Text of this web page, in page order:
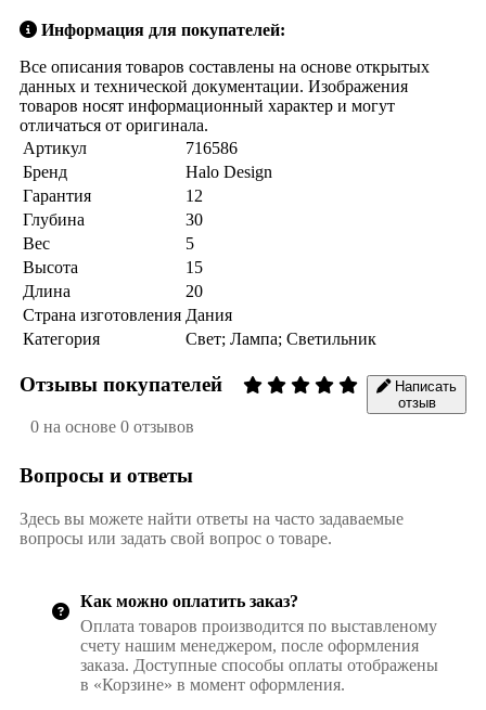
Информация для покупателей:
Все описания товаров составлены на основе открытых
данных и технической документации. Изображения
товаров носят информационный характер и могут
отличаться от оригинала.
Артикул
716586
Бренд
Halo Design
Гарантия
12
Глубина
30
Вес
5
Высота
15
Длина
20
Страна изготовления Дания
Категория
Свет; Лампа; Светильник
Отзывы покупателей
0 на основе 0 отзывов
Написать
отзыв
Вопросы и ответы
Здесь вы можете найти ответы на часто задаваемые
вопросы или задать свой вопрос о товаре.
Как можно оплатить заказ?
Оплата товаров производится по выставленому
счету нашим менеджером, после оформления
заказа. Доступные способы оплаты отображены
в «Корзине» в момент оформления.